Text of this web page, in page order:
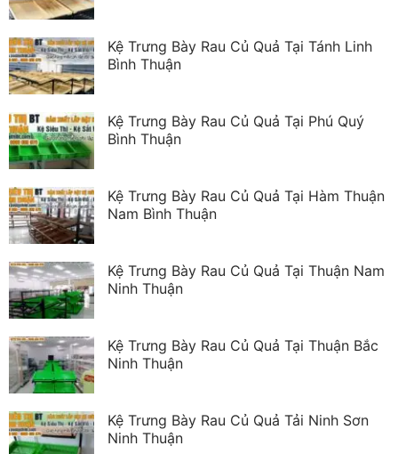
Kệ Trưng Bày Rau Củ Quả Tại Tánh Linh
Bình Thuận
Kệ Trưng Bày Rau Củ Quả Tại Phú Quý
Bình Thuận
Kệ Trưng Bày Rau Củ Quả Tại Hàm Thuận
Nam Bình Thuận
Kệ Trưng Bày Rau Củ Quả Tại Thuận Nam
Ninh Thuận
Kệ Trưng Bày Rau Củ Quả Tại Thuận Bắc
Ninh Thuận
Kệ Trưng Bày Rau Củ Quả Tải Ninh Sơn
Ninh Thuận